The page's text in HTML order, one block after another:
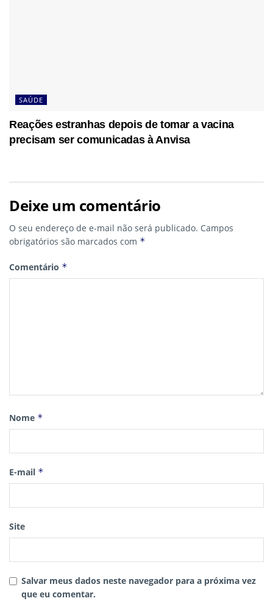
SAÚDE
Reações estranhas depois de tomar a vacina
precisam ser comunicadas à Anvisa
Deixe um comentário
O seu endereço de e-mail não será publicado. Campos
obrigatórios são marcados com *
Comentário *
Nome *
E-mail *
Site
Salvar meus dados neste navegador para a próxima vez
que eu comentar.